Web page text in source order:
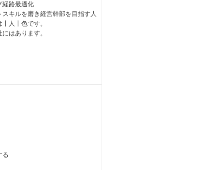
路最適化
キルを磨き経営幹部を目指す人
人十色です。
はあります。
る